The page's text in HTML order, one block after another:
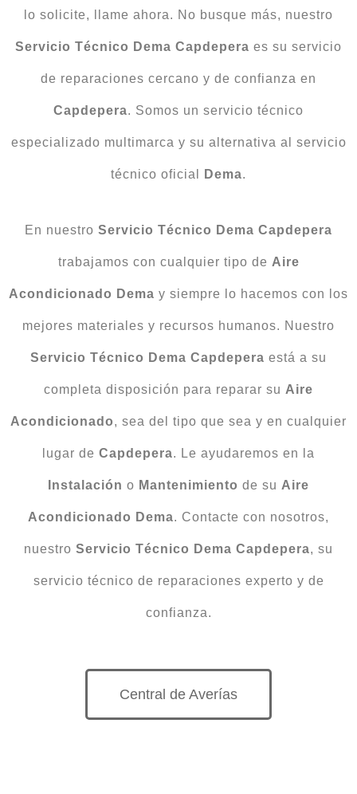
lo solicite, llame ahora. No busque más, nuestro
Servicio Técnico Dema Capdepera es su servicio
de reparaciones cercano y de confianza en
Capdepera. Somos un servicio técnico
especializado multimarca y su alternativa al servicio
técnico oficial Dema.
En nuestro Servicio Técnico Dema Capdepera
trabajamos con cualquier tipo de Aire
Acondicionado Dema y siempre lo hacemos con los
mejores materiales y recursos humanos. Nuestro
Servicio Técnico Dema Capdepera está a su
completa disposición para reparar su Aire
Acondicionado, sea del tipo que sea y en cualquier
lugar de Capdepera. Le ayudaremos en la
Instalación o Mantenimiento de su Aire
Acondicionado Dema. Contacte con nosotros,
nuestro Servicio Técnico Dema Capdepera, su
servicio técnico de reparaciones experto y de
confianza.
Central de Averías